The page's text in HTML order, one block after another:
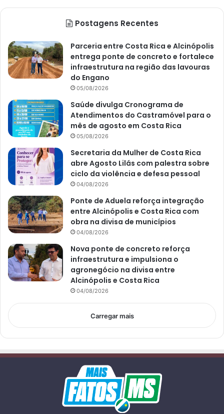
Postagens Recentes
Parceria entre Costa Rica e Alcinópolis
entrega ponte de concreto e fortalece
infraestrutura na região das lavouras
do Engano
05/08/2026
Saúde divulga Cronograma de
Atendimentos do Castramóvel para o
mês de agosto em Costa Rica
05/08/2026
Secretaria da Mulher de Costa Rica
abre Agosto Lilás com palestra sobre
ciclo da violência e defesa pessoal
04/08/2026
Ponte de Aduela reforça integração
entre Alcinópolis e Costa Rica com
obra na divisa de municípios
04/08/2026
Nova ponte de concreto reforça
infraestrutura e impulsiona o
agronegócio na divisa entre
Alcinópolis e Costa Rica
04/08/2026
Carregar mais